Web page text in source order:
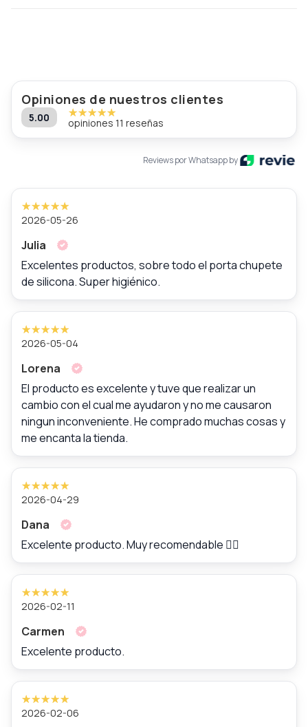
Opiniones de nuestros clientes
5.00 opiniones 11 reseñas
Reviews por Whatsapp by
2026-05-26
Julia
Excelentes productos, sobre todo el porta chupete
de silicona. Super higiénico.
2026-05-04
Lorena
El producto es excelente y tuve que realizar un
cambio con el cual me ayudaron y no me causaron
ningun inconveniente. He comprado muchas cosas y
me encanta la tienda.
2026-04-29
Dana
Excelente producto. Muy recomendable 👍🏼
2026-02-11
Carmen
Excelente producto.
2026-02-06